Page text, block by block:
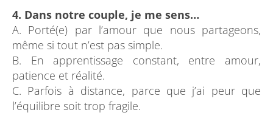
4. Dans notre couple, je me sens…
A. Porté(e) par l’amour que nous partageons,
même si tout n’est pas simple.
B. En apprentissage constant, entre amour,
patience et réalité.
C. Parfois à distance, parce que j’ai peur que
l’équilibre soit trop fragile.